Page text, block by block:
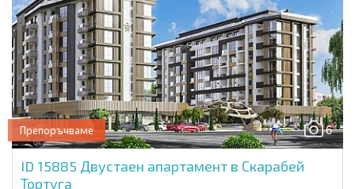
6
Препоръчваме
ID 15885 Двустаен апартамент в Скарабей
Тортуга